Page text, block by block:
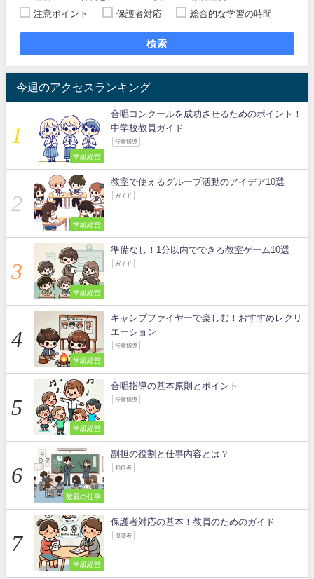
注意ポイント
保護者対応 総合的な学習の時間
検索
今週のアクセスランキング
学級経営
合唱コンクールを成功させるためのポイント！
中学校教員ガイド
行事指導
学級経営
教室で使えるグループ活動のアイデア10選
ガイド
学級経営
準備なし！1分以内でできる教室ゲーム10選
ガイド
学級経営
キャンプファイヤーで楽しむ！おすすめレクリ
エーション
行事指導
学級経営
合唱指導の基本原則とポイント
行事指導
教員の仕事
副担の役割と仕事内容とは？
初任者
学級経営
保護者対応の基本！教員のためのガイド
保護者